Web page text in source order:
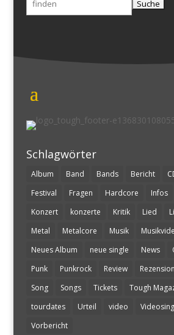
nach:
Schlagwörter
Album Band Bands Bericht
Festival
Fragen Hardcore Infos
Konzert
konzerte Kritik Lied
Metal
Metalcore Musik
Neues Album
neue single News
Punk
Punkrock Review Rezension
Song
Songs Tickets Tough
tourdates
Urteil video
Vorbericht